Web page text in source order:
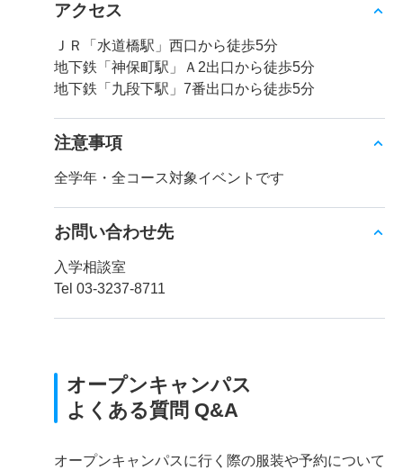
アクセス
ＪＲ「水道橋駅」西口から徒歩5分
地下鉄「神保町駅」Ａ2出口から徒歩5分
地下鉄「九段下駅」7番出口から徒歩5分
注意事項
全学年・全コース対象イベントです
お問い合わせ先
入学相談室
Tel 03-3237-8711
オープンキャンパス
よくある質問 Q&A
オープンキャンパスに行く際の服装や予約について